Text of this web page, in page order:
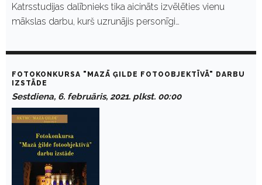
Katrsstudijas dalībnieks tika aicināts izvēlēties vienu
mākslas darbu, kurš uzrunājis personīgi…
FOTOKONKURSA "MAZĀ ĢILDE FOTOOBJEKTĪVĀ" DARBU
IZSTĀDE
Sestdiena, 6. februāris, 2021. plkst. 00:00